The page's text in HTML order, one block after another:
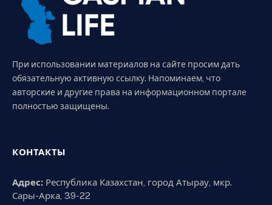
При использовании материалов на сайте просим дать
обязательную активную ссылку. Напоминаем, что
авторские и другие права на информационном портале
полностью защищены.
КОНТАКТЫ
Адрес: Республика Казахстан, город Атырау, мкр.
Сары-Арка, 39-22